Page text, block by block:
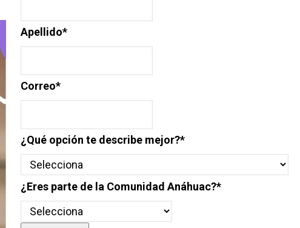
Apellido*
Correo*
¿Qué opción te describe mejor?*
¿Eres parte de la Comunidad Anáhuac?*